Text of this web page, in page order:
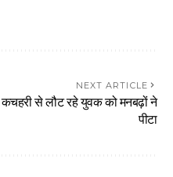
NEXT ARTICLE
कचहरी से लौट रहे युवक को मनबढ़ों ने
पीटा